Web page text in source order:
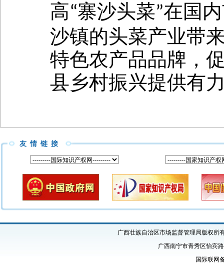
高“寨沙头菜”在国
沙镇的头菜产业带
特色农产品品牌，
县乡村振兴提供有
友情链接
广西壮族自治区市场监督管理局版权
广西南宁市青秀区怡宾
国际联网